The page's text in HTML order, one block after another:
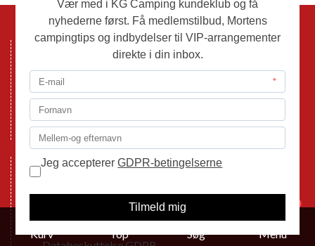
Mønten 6
Tlf.: 76332080
Email:info@kg-camping.dk
Åbningstider
Handelsbetingelser
Cookie politik
Kurv Top Søg Menu